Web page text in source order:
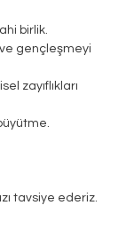
birlik.
gençleşmeyi
zayıflıkları
tavsiye ederiz.